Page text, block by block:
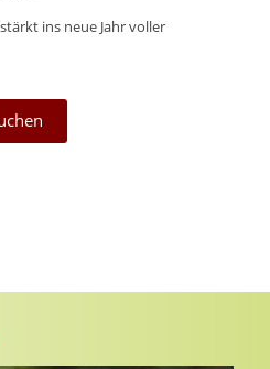
ins neue Jahr voller